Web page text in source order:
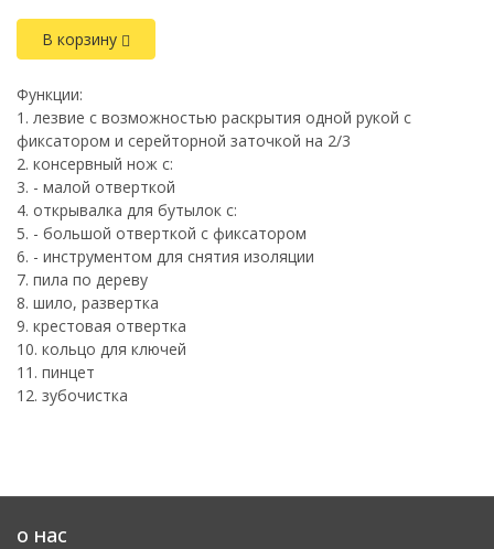
В корзину
Функции:
1. лезвие c возможностью раскрытия одной рукой c
фиксатором и серейторной заточкой на 2/3
2. консервный нож с:
3. - малой отверткой
4. открывалка для бутылок с:
5. - большой отверткой с фиксатором
6. - инструментом для снятия изоляции
7. пила по дереву
8. шило, развертка
9. крестовая отвертка
10. кольцо для ключей
11. пинцет
12. зубочистка
о нас